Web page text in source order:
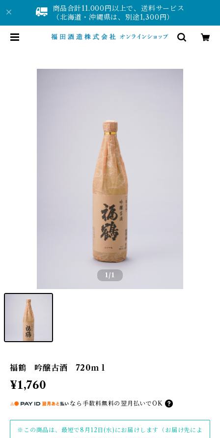
商品合計11.000円以上で、送料サービス
（北海道・沖縄県は、別途1,300円）
1/1
福鶴 吟醸古酒 720ｍｌ
¥1,760
なら 手数料無料の 翌月払いでOK
※この商品は、最短で8月12日(水)にお届けします（お届け先によ